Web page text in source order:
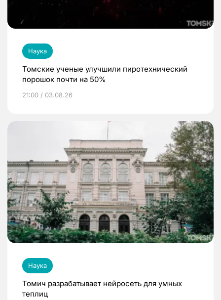
Наука
Томские ученые улучшили пиротехнический
порошок почти на 50%
21:00 / 03.08.26
Наука
Томич разрабатывает нейросеть для умных
теплиц